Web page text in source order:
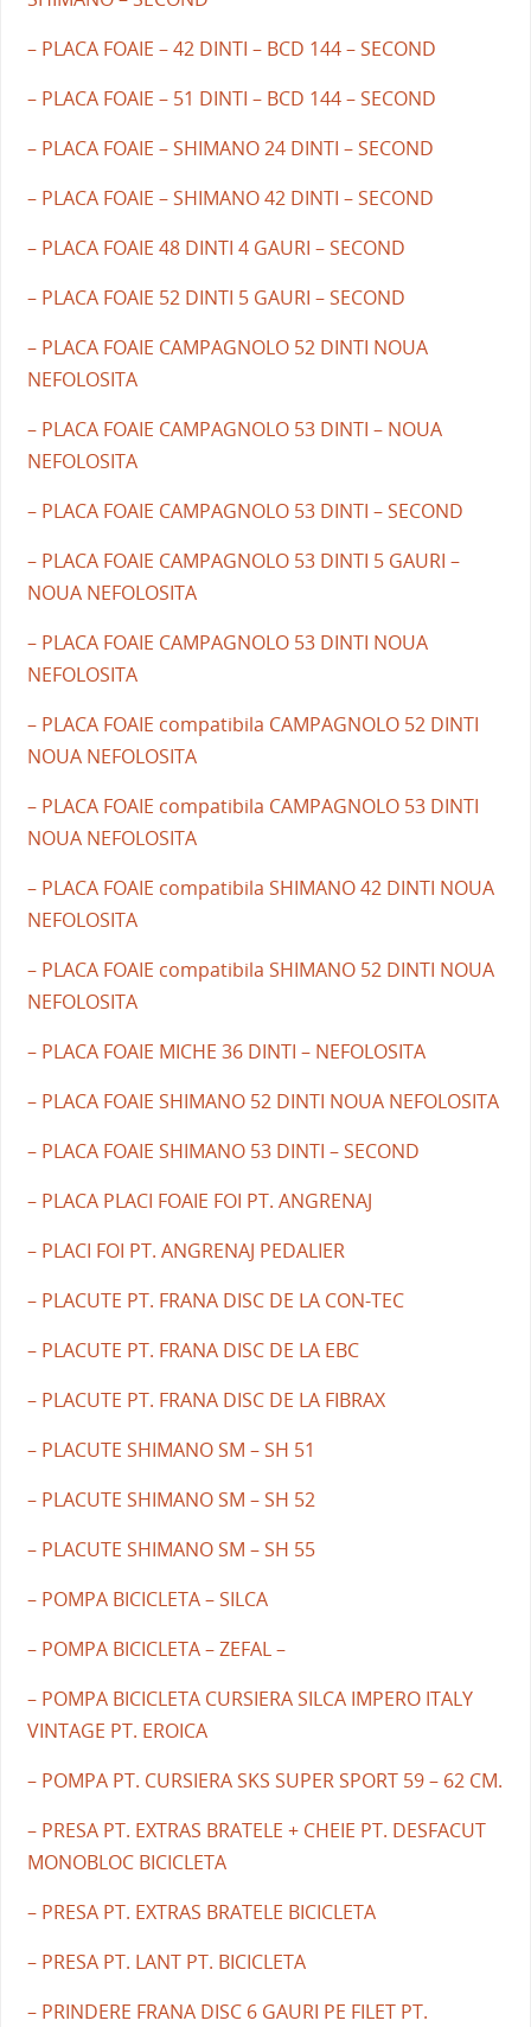
– PLACA FOAIE – 42 DINTI – BCD 144 – SECOND
– PLACA FOAIE – 51 DINTI – BCD 144 – SECOND
– PLACA FOAIE – SHIMANO 24 DINTI – SECOND
– PLACA FOAIE – SHIMANO 42 DINTI – SECOND
– PLACA FOAIE 48 DINTI 4 GAURI – SECOND
– PLACA FOAIE 52 DINTI 5 GAURI – SECOND
– PLACA FOAIE CAMPAGNOLO 52 DINTI NOUA
NEFOLOSITA
– PLACA FOAIE CAMPAGNOLO 53 DINTI – NOUA
NEFOLOSITA
– PLACA FOAIE CAMPAGNOLO 53 DINTI – SECOND
– PLACA FOAIE CAMPAGNOLO 53 DINTI 5 GAURI –
NOUA NEFOLOSITA
– PLACA FOAIE CAMPAGNOLO 53 DINTI NOUA
NEFOLOSITA
– PLACA FOAIE compatibila CAMPAGNOLO 52 DINTI
NOUA NEFOLOSITA
– PLACA FOAIE compatibila CAMPAGNOLO 53 DINTI
NOUA NEFOLOSITA
– PLACA FOAIE compatibila SHIMANO 42 DINTI NOUA
NEFOLOSITA
– PLACA FOAIE compatibila SHIMANO 52 DINTI NOUA
NEFOLOSITA
– PLACA FOAIE MICHE 36 DINTI – NEFOLOSITA
– PLACA FOAIE SHIMANO 52 DINTI NOUA NEFOLOSITA
– PLACA FOAIE SHIMANO 53 DINTI – SECOND
– PLACA PLACI FOAIE FOI PT. ANGRENAJ
– PLACI FOI PT. ANGRENAJ PEDALIER
– PLACUTE PT. FRANA DISC DE LA CON-TEC
– PLACUTE PT. FRANA DISC DE LA EBC
– PLACUTE PT. FRANA DISC DE LA FIBRAX
– PLACUTE SHIMANO SM – SH 51
– PLACUTE SHIMANO SM – SH 52
– PLACUTE SHIMANO SM – SH 55
– POMPA BICICLETA – SILCA
– POMPA BICICLETA – ZEFAL –
– POMPA BICICLETA CURSIERA SILCA IMPERO ITALY
VINTAGE PT. EROICA
– POMPA PT. CURSIERA SKS SUPER SPORT 59 – 62 CM.
– PRESA PT. EXTRAS BRATELE + CHEIE PT. DESFACUT
MONOBLOC BICICLETA
– PRESA PT. EXTRAS BRATELE BICICLETA
– PRESA PT. LANT PT. BICICLETA
– PRINDERE FRANA DISC 6 GAURI PE FILET PT.